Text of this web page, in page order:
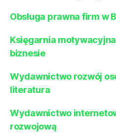
Obsługa prawna firm w
Księgarnia
biznesie
Wydawnictwo rozwój
literatura
Wydawnictwo
rozwojową